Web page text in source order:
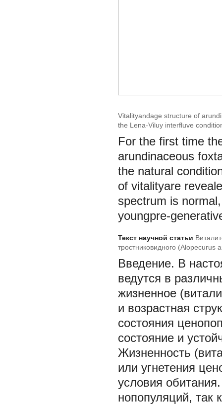
Vitalityandage structure of
the Lena-Viluy interfluve
For the first time
arundinaceous
the natural
of vitalityare
spectrum is
youngpre-
Текст научной статьи
тростниковидного (Alopecurus
Введение. В
ведутся в
жизненное
и возрастная
состояния
состояние и
Жизненность
или угнетения
условия
нопопуляций, так